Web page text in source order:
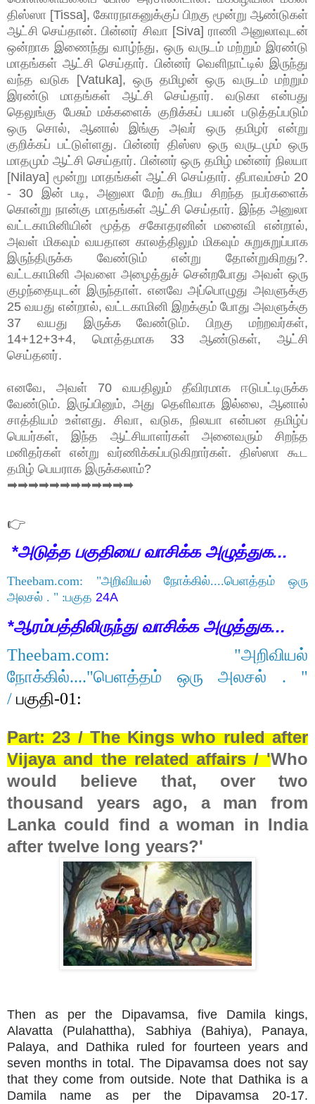
திஸ்ஸா [Tissa], கோரநாகனுக்குப் பிறகு மூன்று ஆண்டுகள்
ஆட்சி செய்தான். பின்னர் சிவா [Siva] ராணி அனுலாவுடன்
ஒன்றாக இணைந்து வாழ்ந்து, ஒரு வருடம் மற்றும் இரண்டு
மாதங்கள் ஆட்சி செய்தார். பின்னர் வெளிநாட்டில் இருந்து
வந்த வடுக [Vatuka], ஒரு தமிழன் ஒரு வருடம் மற்றும்
இரண்டு மாதங்கள் ஆட்சி செய்தார். வடுகா என்பது
தெலுங்கு பேசும் மக்களைக் குறிக்கப் பயன் படுத்தப்படும்
ஒரு சொல், ஆனால் இங்கு அவர் ஒரு தமிழர் என்று
குறிக்கப் பட்டுள்ளது. பின்னர் திஸ்ஸ ஒரு வருடமும் ஒரு
மாதமும் ஆட்சி செய்தார். பின்னர் ஒரு தமிழ் மன்னர் நிலயா
[Nilaya] மூன்று மாதங்கள் ஆட்சி செய்தார். தீபாவம்சம் 20
- 30 இன் படி, அனுலா மேற் கூறிய சிறந்த நபர்களைக்
கொன்று நான்கு மாதங்கள் ஆட்சி செய்தார். இந்த அனுலா
வட்டகாமினியின் மூத்த சகோதரனின் மனைவி என்றால்,
அவள் மிகவும் வயதான காலத்திலும் மிகவும் சுறுசுறுப்பாக
இருந்திருக்க வேண்டும் என்று தோன்றுகிறது?.
வட்டகாமினி அவளை அழைத்துச் சென்றபோது அவள் ஒரு
குழந்தையுடன் இருந்தாள். எனவே அப்பொழுது அவளுக்கு
25 வயது என்றால், வட்டகாமினி இறக்கும் போது அவளுக்கு
37 வயது இருக்க வேண்டும். பிறகு மற்றவர்கள்,
14+12+3+4, மொத்தமாக 33 ஆண்டுகள், ஆட்சி
செய்தனர்.
எனவே, அவள் 70 வயதிலும் தீவிரமாக ஈடுபட்டிருக்க
வேண்டும். இருப்பினும், அது தெளிவாக இல்லை, ஆனால்
சாத்தியம் உள்ளது. சிவா, வடுக, நிலயா என்பன தமிழ்ப்
பெயர்கள், இந்த ஆட்சியாளர்கள் அனைவரும் சிறந்த
மனிதர்கள் என்று வர்ணிக்கப்படுகிறார்கள். திஸ்ஸா கூட
தமிழ் பெயராக இருக்கலாம்?
➡➡➡➡➡➡➡➡➡➡➡➡
👉
*அடுத்த பகுதியை வாசிக்க அழுத்துக...
Theebam.com: "அறிவியல் நோக்கில்....பெளத்தம் ஒரு
அலசல் . " :பகுத 24A
*ஆரம்பத்திலிருந்து வாசிக்க அழுத்துக...
Theebam.com: "அறிவியல்
நோக்கில்...."பெளத்தம் ஒரு அலசல் . "
/ பகுதி-01:
Part: 23 / The Kings who ruled after
Vijaya and the related affairs / 'Who
would believe that, over two
thousand years ago, a man from
Lanka could find a woman in India
after twelve long years?'
Then as per the Dipavamsa, five Damila kings,
Alavatta (Pulahattha), Sabhiya (Bahiya), Panaya,
Palaya, and Dathika ruled for fourteen years and
seven months in total. The Dipavamsa does not say
that they come from outside. Note that Dathika is a
Damila name as per the Dipavamsa 20-17.